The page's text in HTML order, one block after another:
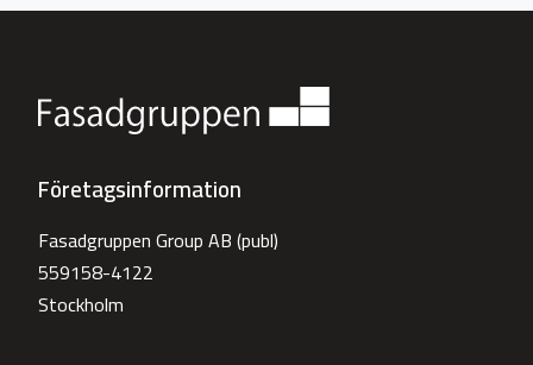
Företagsinformation
Fasadgruppen Group AB (publ)
559158-4122
Stockholm